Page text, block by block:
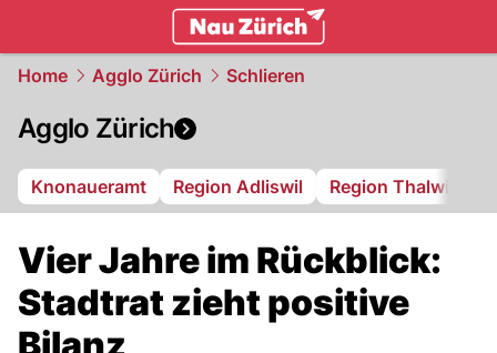
Home Agglo Zürich Schlieren
Agglo Zürich
Knonaueramt Region Adliswil Region Thalwil
Vier Jahre im Rückblick:
Stadtrat zieht positive